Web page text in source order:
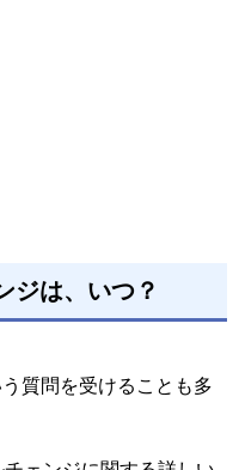
ジは、いつ？
質問を受けることも多